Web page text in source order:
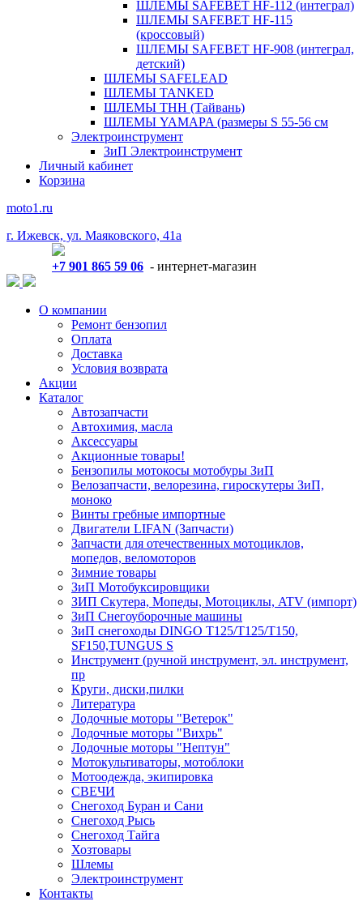
ШЛЕМЫ SAFEBET HF-112 (интеграл)
ШЛЕМЫ SAFEBET HF-115
(кроссовый)
ШЛЕМЫ SAFEBET HF-908 (интеграл,
детский)
ШЛЕМЫ SAFELEAD
ШЛЕМЫ TANKED
ШЛЕМЫ THH (Тайвань)
ШЛЕМЫ YAMAPA (размеры S 55-56 см
Электроинструмент
ЗиП Электроинструмент
Личный кабинет
Корзина
moto1.ru
г. Ижевск, ул. Маяковского, 41а
+7 901 865 59 06 - интернет-магазин
О компании
Ремонт бензопил
Оплата
Доставка
Условия возврата
Акции
Каталог
Автозапчасти
Автохимия, масла
Аксессуары
Акционные товары!
Бензопилы мотокосы мотобуры ЗиП
Велозапчасти, велорезина, гироскутеры ЗиП,
моноко
Винты гребные импортные
Двигатели LIFAN (Запчасти)
Запчасти для отечественных мотоциклов,
мопедов, веломоторов
Зимние товары
ЗиП Мотобуксировщики
ЗИП Скутера, Мопеды, Мотоциклы, ATV (импорт)
ЗиП Снегоуборочные машины
ЗиП снегоходы DINGO T125/T125/T150,
SF150,TUNGUS S
Инструмент (ручной инструмент, эл. инструмент,
пр
Круги, диски,пилки
Литература
Лодочные моторы "Ветерок"
Лодочные моторы "Вихрь"
Лодочные моторы "Нептун"
Мотокультиваторы, мотоблоки
Мотоодежда, экипировка
СВЕЧИ
Снегоход Буран и Сани
Снегоход Рысь
Снегоход Тайга
Хозтовары
Шлемы
Электроинструмент
Контакты